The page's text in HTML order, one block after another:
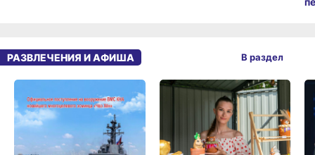
РАЗВЛЕЧЕНИЯ И АФИША В раздел